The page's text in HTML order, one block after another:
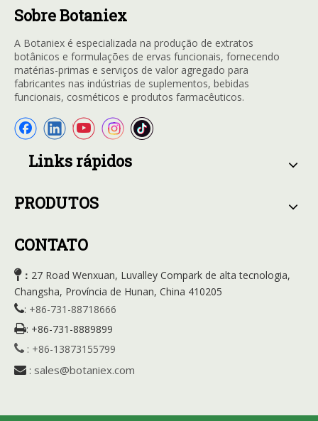
Sobre Botaniex
A Botaniex é especializada na produção de extratos
botânicos e formulações de ervas funcionais, fornecendo
matérias-primas e serviços de valor agregado para
fabricantes nas indústrias de suplementos, bebidas
funcionais, cosméticos e produtos farmacêuticos.
Links rápidos
PRODUTOS
CONTATO
： 27 Road Wenxuan, Luvalley Compark de alta tecnologia,
Changsha, Província de Hunan, China 410205
: +86-731-88718666
: +86-731-8889899
 : +86-13873155799
 : sales@botaniex.com